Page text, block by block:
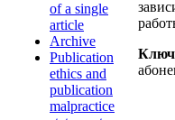
of a single
article
Archive
Publication
ethics and
publication
malpractice